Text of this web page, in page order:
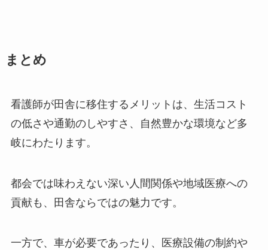
まとめ
看護師が田舎に移住するメリットは、生活コスト
の低さや通勤のしやすさ、自然豊かな環境など多
岐にわたります。
都会では味わえない深い人間関係や地域医療への
貢献も、田舎ならではの魅力です。
一方で、車が必要であったり、医療設備の制約や